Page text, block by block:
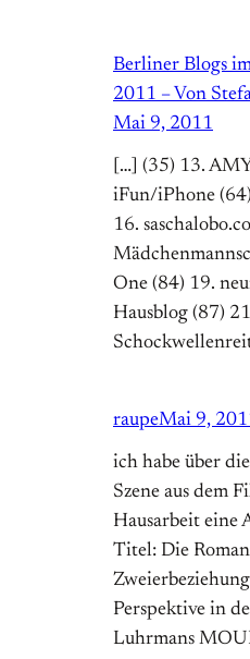
Berliner Blogs
2011 – Von
Mai 9, 2011
[…] (35) 13.
iFun/iPhone
16.
One (84) 19.
Hausblog (87)
raupeMai 9,
ich habe über
Szene aus dem
Hausarbeit eine
Titel: Die
Perspektive in
Luhrmans